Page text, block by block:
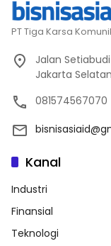
PT Tiga Karsa
Jalan
Jakarta
081574567070
Kanal
Industri
Finansial
Teknologi